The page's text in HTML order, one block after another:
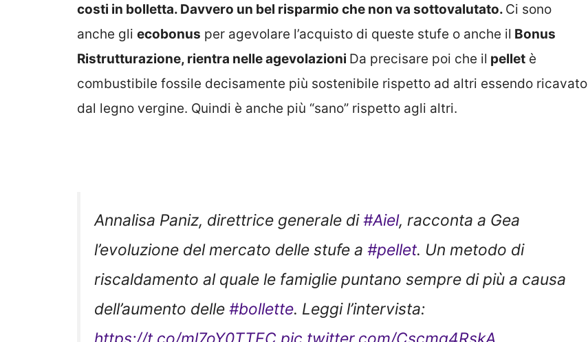
costi in bolletta. Davvero un bel risparmio che non va sottovalutato. Ci sono
anche gli ecobonus per agevolare l’acquisto di queste stufe o anche il Bonus
Ristrutturazione, rientra nelle agevolazioni Da precisare poi che il pellet è
combustibile fossile decisamente più sostenibile rispetto ad altri essendo ricavato
dal legno vergine. Quindi è anche più “sano” rispetto agli altri.
Annalisa Paniz, direttrice generale di #Aiel, racconta a Gea
l’evoluzione del mercato delle stufe a #pellet . Un metodo di
riscaldamento al quale le famiglie puntano sempre di più a causa
dell’aumento delle #bollette . Leggi l’intervista:
https://t.co/ml7oY0TTEC pic.twitter.com/Cscmq4RskA